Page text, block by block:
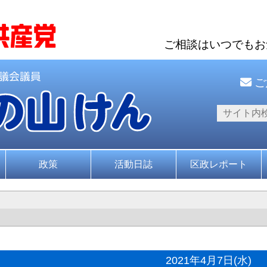
ご相談はいつでも
ご
政策 活動日誌 区政レポート
2021年4月7日(水)